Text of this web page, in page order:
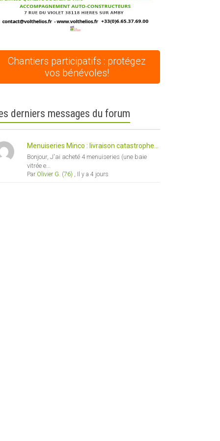
Chantiers participatifs : protégez
vos bénévoles!
derniers messages du forum
Menuiseries Minco : livraison catastrophe...
Bonjour, J'ai acheté 4 menuiseries (une baie
vitrée e...
Par Olivier G. (76) Il y a 4 jours